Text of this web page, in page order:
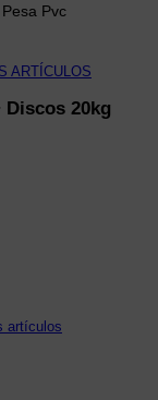
ARTÍCULOS
Discos 20kg
artículos